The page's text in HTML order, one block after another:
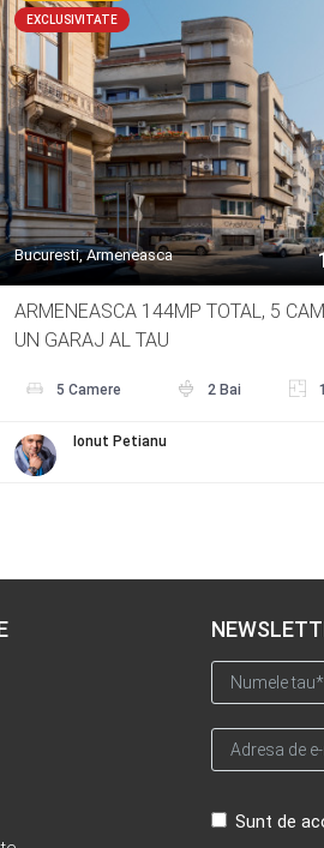
EXCLUSIVITATE
Bucuresti, Armeneasca
ARMENEASCA 144MP TOTAL, 5
UN GARAJ AL TAU
5 Camere 2 Bai
Ionut Petianu
Sunt de